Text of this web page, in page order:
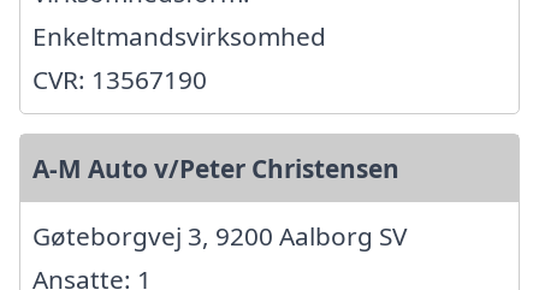
Enkeltmandsvirksomhed
CVR: 13567190
A-M Auto v/Peter Christensen
Gøteborgvej 3, 9200 Aalborg SV
Ansatte: 1